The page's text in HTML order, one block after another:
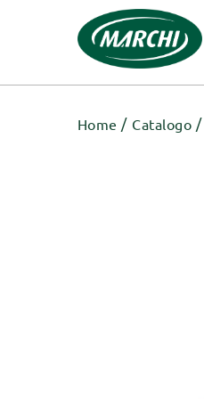
Home Catalogo